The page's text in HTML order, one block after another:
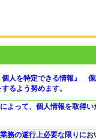
個人を特定できる情報』
るよう努めます。
よって、個人情報を取得い
務の遂行上必要な限りにお